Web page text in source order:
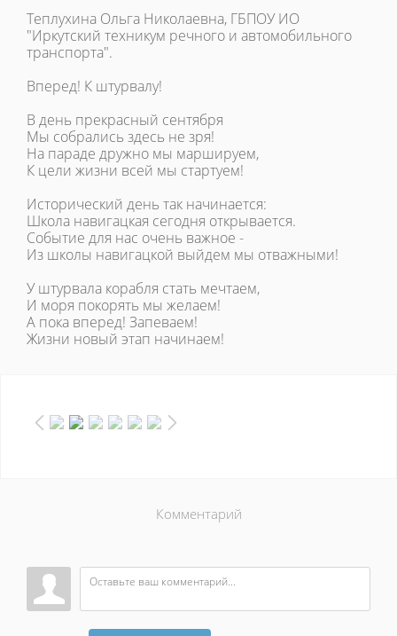
Теплухина Ольга Николаевна, ГБПОУ ИО
"Иркутский техникум речного и автомобильного
транспорта".
Вперед! К штурвалу!
В день прекрасный сентября
Мы собрались здесь не зря!
На параде дружно мы маршируем,
К цели жизни всей мы стартуем!
Исторический день так начинается:
Школа навигацкая сегодня открывается.
Событие для нас очень важное -
Из школы навигацкой выйдем мы отважными!
У штурвала корабля стать мечтаем,
И моря покорять мы желаем!
А пока вперед! Запеваем!
Жизни новый этап начинаем!
Комментарий